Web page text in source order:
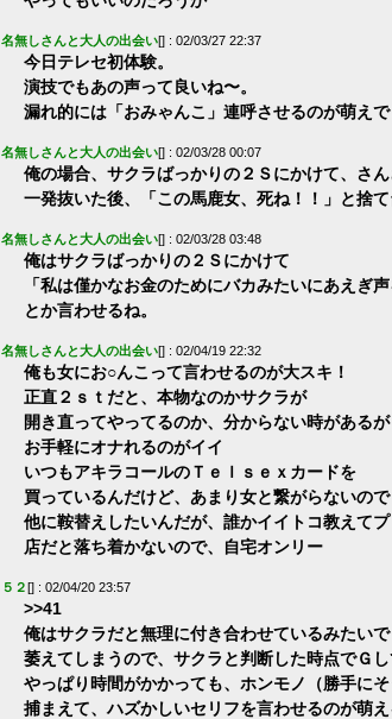
名無しさんと大人の出会い[] : 02/03/27 22:37
今日テレセ初体験。
演技でもあの声って良いね〜。
漏れ的には「おみゃんこ」連呼させるのが萌えで
名無しさんと大人の出会い[] : 02/03/28 00:07
俺の場合、サクラばっかりの２Ｓにかけて、さん
一発抜いた後、「この馬鹿女、死ね！！」と捨て
名無しさんと大人の出会い[] : 02/03/28 03:48
俺はサクラばっかりの２Ｓにかけて
「私は僅かなお金のためにバカみたいにあえぎ
とか言わせるね。
名無しさんと大人の出会い[] : 02/04/19 22:32
俺も女にお○んこって言わせるのが大スキ！
正直２ｓｔだと、本物なのかサクラが
開き直ってやってるのか、分からない時があるが
お手軽にオナれるのがイイ
いつもアキラコールのＴｅｌｓｅｘカードを
買っているんだけど、あまり女と繋がらないので
他に鞍替えしたいんだが、誰かイイトコ教えて
店だと落ち着かないので、自宅オンリー
５２[] : 02/04/20 23:57
>>41
俺はサクラだと無理に付き合わせているみたいで
萎えてしまうので、サクラと判断した時点でＧし
やっぱり時間がかかっても、ホンモノ（勝手に
捕まえて、ハズかしいセリフを言わせるのが萌え